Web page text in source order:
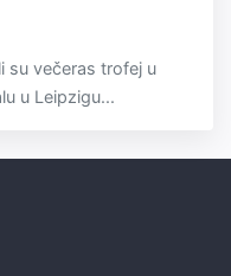
su večeras trofej u
u Leipzigu...